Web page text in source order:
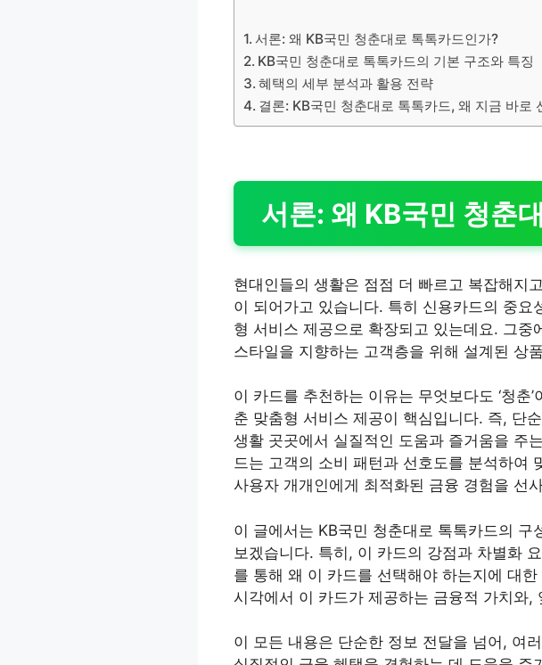
서론: 왜 KB국민 청춘대로 톡톡카드인가?
KB국민 청춘대로 톡톡카드의 기본 구조와 특징
혜택의 세부 분석과 활용 전략
결론: KB국민 청춘대로 톡톡카드, 왜 지금 바로
서론: 왜 KB국민 청춘
현대인들의 생활은 점점 더 빠르고 복잡해지
이 되어가고 있습니다. 특히 신용카드의 중
형 서비스 제공으로 확장되고 있는데요. 그
스타일을 지향하는 고객층을 위해 설계된 상
이 카드를 추천하는 이유는 무엇보다도 ‘청
춘 맞춤형 서비스 제공이 핵심입니다. 즉, 단
생활 곳곳에서 실질적인 도움과 즐거움을 주
드는 고객의 소비 패턴과 선호도를 분석하여
사용자 개개인에게 최적화된 금융 경험을 선
이 글에서는 KB국민 청춘대로 톡톡카드의
보겠습니다. 특히, 이 카드의 강점과 차별화
를 통해 왜 이 카드를 선택해야 하는지에 대
시각에서 이 카드가 제공하는 금융적 가치와
이 모든 내용은 단순한 정보 전달을 넘어, 여